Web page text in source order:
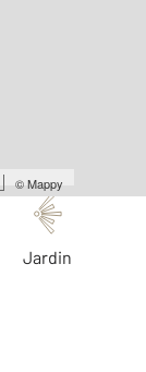
©Mappy
Jardin